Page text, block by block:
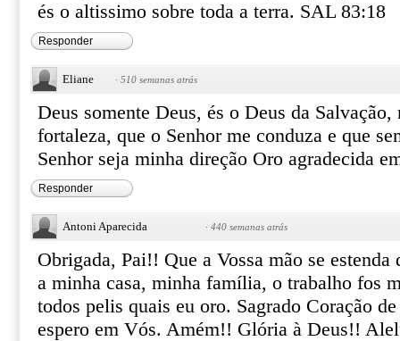
és o altissimo sobre toda a terra. SAL 83:18
Responder
Eliane · 510 semanas atrás
Deus somente Deus, és o Deus da
fortaleza, que o Senhor me conduza e que
Senhor seja minha direção Oro agradecida
Responder
Antoni Aparecida · 440 semanas atrás
Obrigada, Pai!! Que a Vossa mão se estenda
a minha casa, minha família, o trabalho fos
todos pelis quais eu oro. Sagrado Coração
espero em Vós. Amém!! Glória à Deus!!